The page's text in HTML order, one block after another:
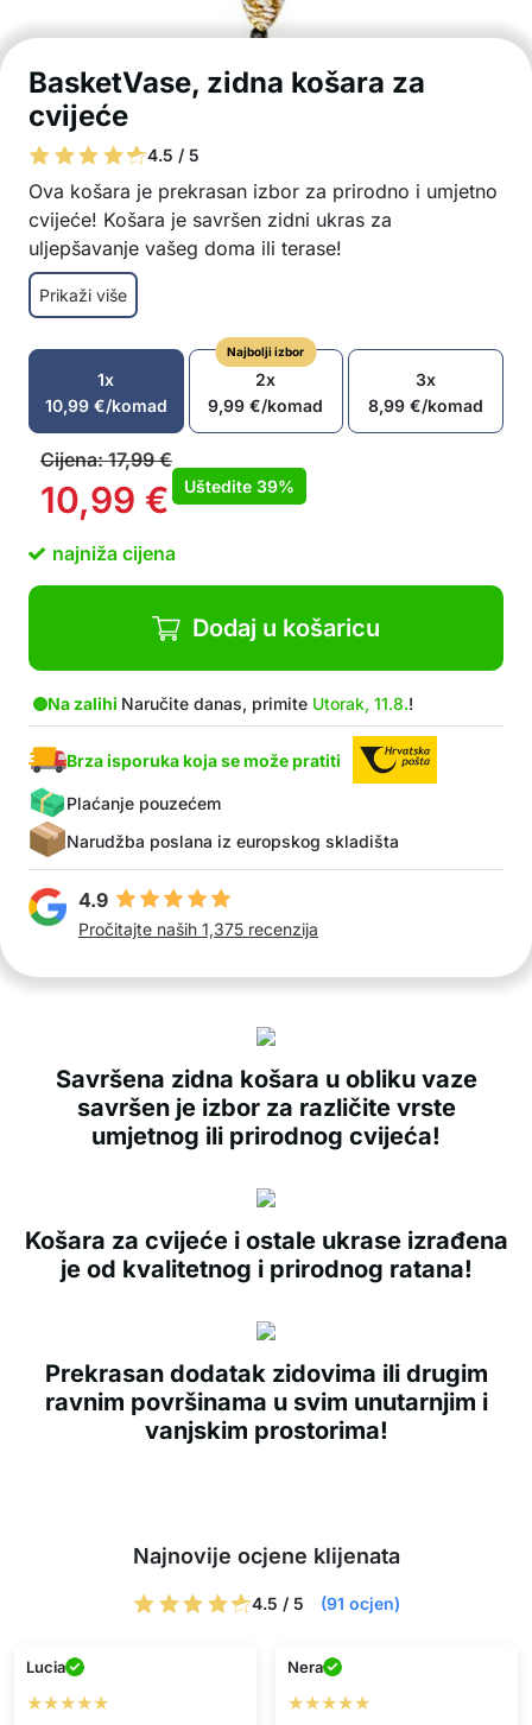
BasketVase, zidna košara za
cvijeće
4.5 / 5
Ova košara je prekrasan izbor za prirodno i umjetno
cvijeće! Košara je savršen zidni ukras za
uljepšavanje vašeg doma ili terase!
Korpa za cvijeće izrađena je od prirodnih
materijala
Savršen zidni ukras
U obliku vaze
Prekrasan ukras za dnevni boravak, spavaću
sobu, hodnik itd.
Također odličan izbor za vrt, balkon itd.
Pletena košara može poslužiti i za odlaganje
drugih stvari
Prikaži više
1x
10,99 €/komad
Najbolji izbor
2x
9,99€/komad
3x
8,99€/komad
Cijena:17,99€
10,99 € Uštedite 39%
najniža cijena
Dodaj u košaricu
Na zalihi Naručite danas, primite Utorak, 11.8.!
Brza isporuka koja se može pratiti
Plaćanje pouzećem
Narudžba poslana iz europskog skladišta
4.9
Pročitajte naših 1,375 recenzija
Savršena zidna košara u obliku vaze
savršen je izbor za različite vrste
umjetnog ili prirodnog cvijeća!
Košara za cvijeće i ostale ukrase izrađena
je od kvalitetnog i prirodnog ratana!
Prekrasan dodatak zidovima ili drugim
ravnim površinama u svim unutarnjim i
vanjskim prostorima!
Najnovije ocjene klijenata
4.5 / 5 (91 ocjen)
Lucia
★★★★★
Nera
★★★★★